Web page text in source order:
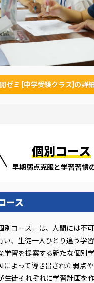
ゼミ [中学受験クラス]の詳
個別コース
早期弱点克服と学習習慣
ース
別コース」は、人間には不
い、生徒一人ひとり違う学
学習を提案する新たな個別学
によって導き出された弱点や
生徒それぞれに学習計画を